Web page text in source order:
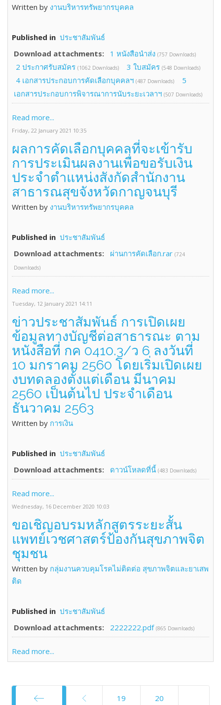
Written by งานบริหารทรัพยากรบุคคล
Published in ประชาสัมพันธ์
Download attachments:
1 หนังสือนำส่ง (757 Downloads)
2 ประกาศรับสมัคร (1062 Downloads) 3 ใบสมัคร (548 Downloads)
4 เอกสารประกอบการคัดเลือกบุคคลฯ (487 Downloads)
5
เอกสารประกอบการพิจารณาการนับระยะเวลาฯ (507 Downloads)
Read more...
Friday, 22 January 2021 10:35
ผลการคัดเลือกบุคคลที่จะเข้ารับ
การประเมินผลงานเพื่อขอรับเงิน
ประจำตำแหน่งสังกัดสำนักงาน
สาธารณสุขจังหวัดกาญจนบุรี
Written by งานบริหารทรัพยากรบุคคล
Published in ประชาสัมพันธ์
Download attachments:
ผ่านการคัดเลือก.rar (724
Downloads)
Read more...
Tuesday, 12 January 2021 14:11
ข่าวประชาสัมพันธ์ การเปิดเผย
ข้อมูลทางบัญชีต่อสาธารณะ ตาม
หนังสือที่ กค 0410.3/ว 6 ลงวันที่
10 มกราคม 2560 โดยเริ่มเปิดเผย
งบทดลองตั้งแต่เดือน มีนาคม
2560 เป็นต้นไป ประจำเดือน
ธันวาคม 2563
Written by การเงิน
Published in ประชาสัมพันธ์
Download attachments:
ดาวน์โหลดที่นี้ (483 Downloads)
Read more...
Wednesday, 16 December 2020 10:03
ขอเชิญอบรมหลักสูตรระยะสั้น
แพทย์เวชศาสตร์ป้องกันสุขภาพจิต
ชุมชน
Written by กลุ่มงานควบคุมโรคไม่ติดต่อ สุขภาพจิตและยาเสพ
ติด
Published in ประชาสัมพันธ์
Download attachments:
2222222.pdf (865 Downloads)
Read more...
19 20